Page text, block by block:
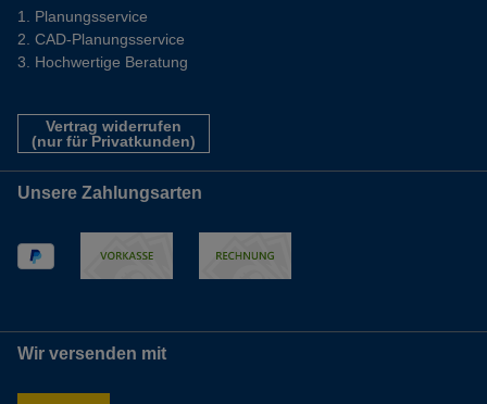
Planungsservice
CAD-Planungsservice
Hochwertige Beratung
Vertrag widerrufen
(nur für Privatkunden)
Unsere Zahlungsarten
Wir versenden mit